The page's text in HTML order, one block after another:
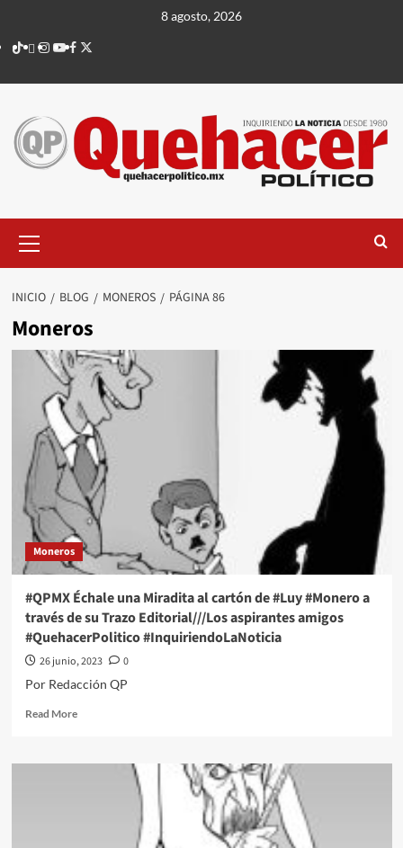
contenido
8 agosto, 2026
TikTok
threads
Instagram
Youtube
Facebook
X
principal
INICIO BLOG MONEROS PÁGINA 86
Moneros
Moneros
#QPMX Échale una Miradita al cartón de #Luy #Monero a
través de su Trazo Editorial///Los aspirantes amigos
#QuehacerPolitico #InquiriendoLaNoticia
26 junio, 2023
0
Por Redacción QP
Read MoreRead
#QPMX